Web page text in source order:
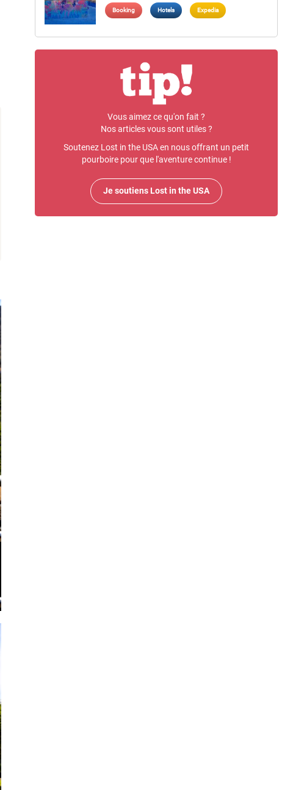
Booking Hotels Expedia
Vous aimez ce qu'on fait ?
Nos articles vous sont utiles ?
Soutenez Lost in the USA en nous offrant un petit
pourboire pour que l'aventure continue !
Je soutiens Lost in the USA